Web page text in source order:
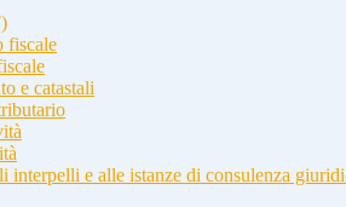
fiscale
e catastali
interpelli e alle istanze di consulenza